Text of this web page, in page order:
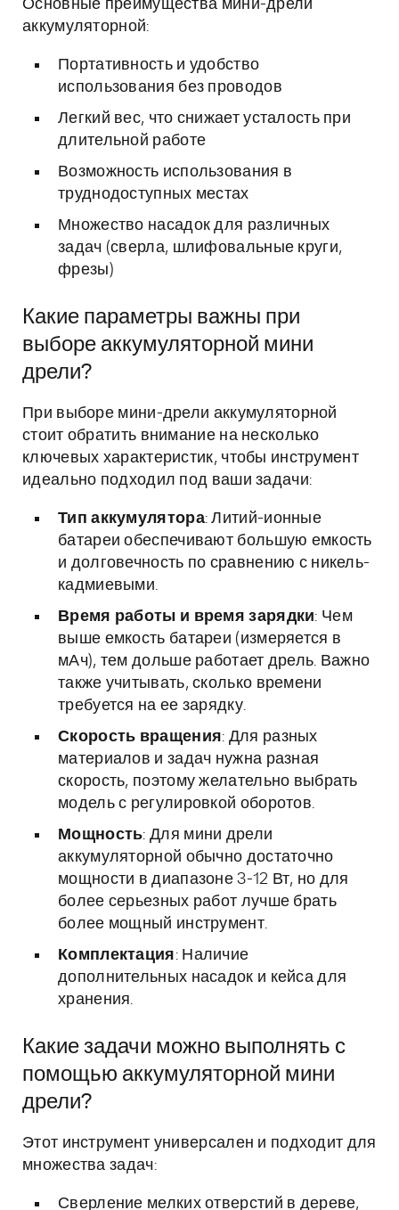
Основные преимущества мини-дрели
аккумуляторной:
Портативность и удобство
использования без проводов
Легкий вес, что снижает усталость при
длительной работе
Возможность использования в
труднодоступных местах
Множество насадок для различных
задач (сверла, шлифовальные круги,
фрезы)
Какие параметры важны при
выборе аккумуляторной мини
дрели?
При выборе мини-дрели аккумуляторной
стоит обратить внимание на несколько
ключевых характеристик, чтобы инструмент
идеально подходил под ваши задачи:
Тип аккумулятора: Литий-ионные
батареи обеспечивают большую емкость
и долговечность по сравнению с никель-
кадмиевыми.
Время работы и время зарядки: Чем
выше емкость батареи (измеряется в
мАч), тем дольше работает дрель. Важно
также учитывать, сколько времени
требуется на ее зарядку.
Скорость вращения: Для разных
материалов и задач нужна разная
скорость, поэтому желательно выбрать
модель с регулировкой оборотов.
Мощность: Для мини дрели
аккумуляторной обычно достаточно
мощности в диапазоне 3-12 Вт, но для
более серьезных работ лучше брать
более мощный инструмент.
Комплектация: Наличие
дополнительных насадок и кейса для
хранения.
Какие задачи можно выполнять с
помощью аккумуляторной мини
дрели?
Этот инструмент универсален и подходит для
множества задач:
Сверление мелких отверстий в дереве,